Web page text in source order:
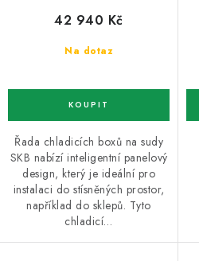
Na dotaz
42 940 Kč
Řada chladicích boxů na sudy
SKB nabízí inteligentní panelový
design, který je ideální pro
instalaci do stísněných prostor,
například do sklepů. Tyto
chladicí…